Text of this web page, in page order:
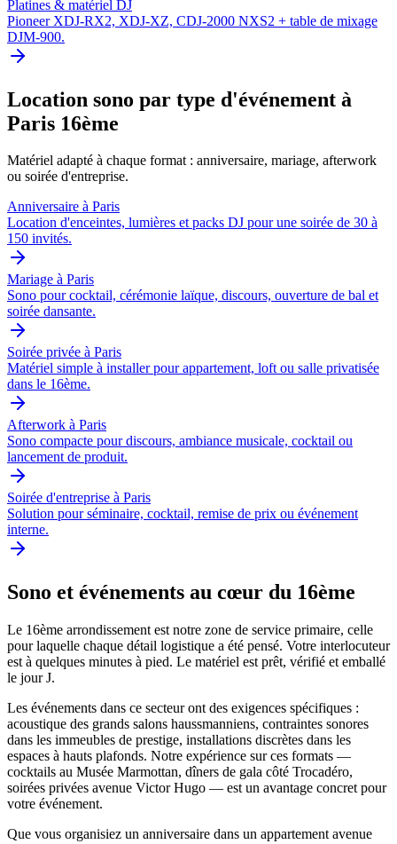
Platines & matériel DJ
Pioneer XDJ-RX2, XDJ-XZ, CDJ-2000 NXS2 + table de mixage
DJM-900.
Location sono par type d'événement à
Paris 16ème
Matériel adapté à chaque format : anniversaire, mariage, afterwork
ou soirée d'entreprise.
Anniversaire à Paris
Location d'enceintes, lumières et packs DJ pour une soirée de 30 à
150 invités.
Mariage à Paris
Sono pour cocktail, cérémonie laïque, discours, ouverture de bal et
soirée dansante.
Soirée privée à Paris
Matériel simple à installer pour appartement, loft ou salle privatisée
dans le 16ème.
Afterwork à Paris
Sono compacte pour discours, ambiance musicale, cocktail ou
lancement de produit.
Soirée d'entreprise à Paris
Solution pour séminaire, cocktail, remise de prix ou événement
interne.
Sono et événements au cœur du 16ème
Le 16ème arrondissement est notre zone de service primaire, celle
pour laquelle chaque détail logistique a été pensé. Votre interlocuteur
est à quelques minutes à pied. Le matériel est prêt, vérifié et emballé
le jour J.
Les événements dans ce secteur ont des exigences spécifiques :
acoustique des grands salons haussmanniens, contraintes sonores
dans les immeubles de prestige, installations discrètes dans les
espaces à hauts plafonds. Notre expérience sur ces formats —
cocktails au Musée Marmottan, dîners de gala côté Trocadéro,
soirées privées avenue Victor Hugo — est un avantage concret pour
votre événement.
Que vous organisiez un anniversaire dans un appartement avenue